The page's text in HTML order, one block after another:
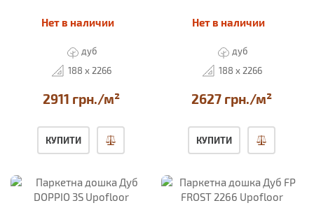
Нет в наличии
дуб
188 x 2266
2911 грн./м²
КУПИТИ
Нет в наличии
дуб
188 x 2266
2627 грн./м²
КУПИТИ